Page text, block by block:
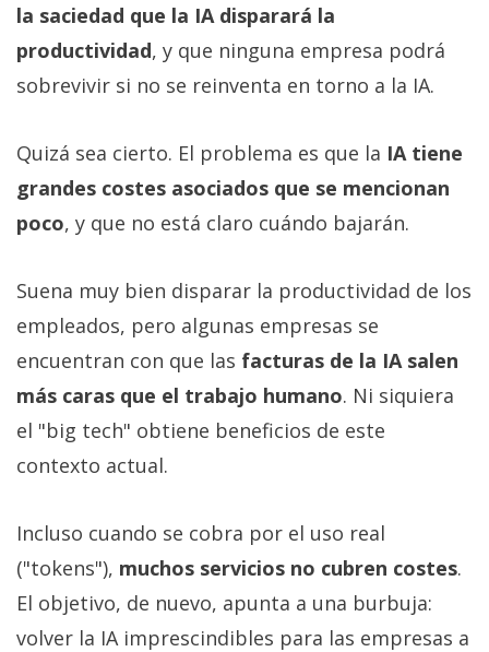
la saciedad que la IA disparará la
productividad, y que ninguna empresa podrá
sobrevivir si no se reinventa en torno a la IA.
Quizá sea cierto. El problema es que la IA tiene
grandes costes asociados que se mencionan
poco, y que no está claro cuándo bajarán.
Suena muy bien disparar la productividad de los
empleados, pero algunas empresas se
encuentran con que las facturas de la IA salen
más caras que el trabajo humano. Ni siquiera
el "big tech" obtiene beneficios de este
contexto actual.
Incluso cuando se cobra por el uso real
("tokens"), muchos servicios no cubren costes.
El objetivo, de nuevo, apunta a una burbuja:
volver la IA imprescindibles para las empresas a